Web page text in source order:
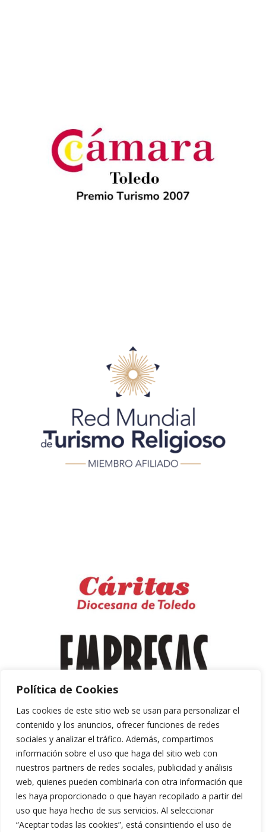
Política de Cookies
Las cookies de este sitio web se usan para personalizar el
contenido y los anuncios, ofrecer funciones de redes
sociales y analizar el tráfico. Además, compartimos
información sobre el uso que haga del sitio web con
nuestros partners de redes sociales, publicidad y análisis
web, quienes pueden combinarla con otra información que
les haya proporcionado o que hayan recopilado a partir del
uso que haya hecho de sus servicios. Al seleccionar
“Aceptar todas las cookies”, está consintiendo el uso de